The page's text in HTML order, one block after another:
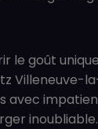
le goût
Villeneuve-
avec
inoubliable.